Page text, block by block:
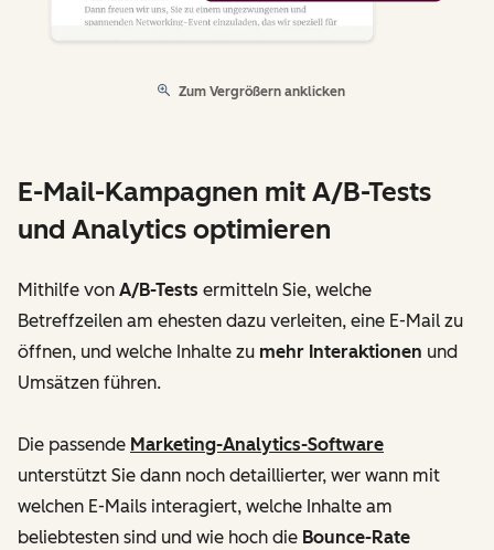
Zum Vergrößern anklicken
E-Mail-Kampagnen mit A/B-Tests
und Analytics optimieren
Mithilfe von A/B-Tests ermitteln Sie, welche
Betreffzeilen am ehesten dazu verleiten, eine E-Mail zu
öffnen, und welche Inhalte zu mehr Interaktionen und
Umsätzen führen.
Die passende Marketing-Analytics-Software
unterstützt Sie dann noch detaillierter, wer wann mit
welchen E-Mails interagiert, welche Inhalte am
beliebtesten sind und wie hoch die Bounce-Rate